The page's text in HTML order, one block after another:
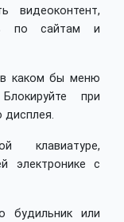
видеоконтент,
по сайтам и
в каком бы меню
при
клавиатуре,
электронике с
будильник или